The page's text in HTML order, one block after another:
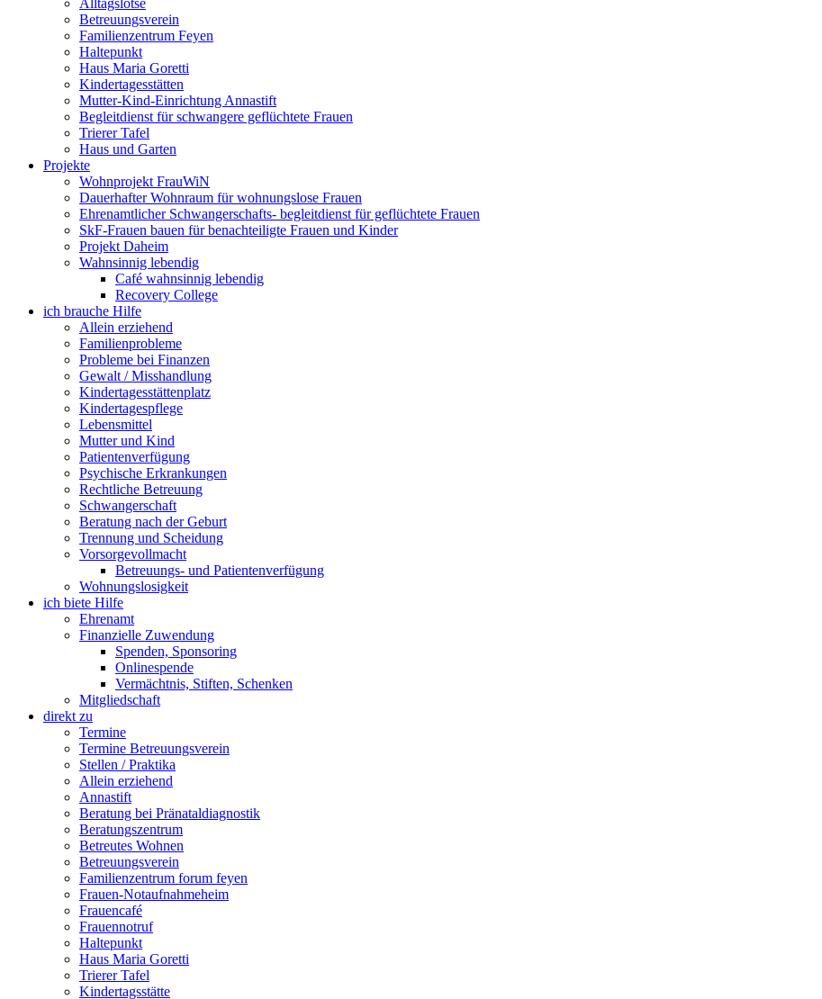
Alltagslotse
Betreuungsverein
Familienzentrum Feyen
Haltepunkt
Haus Maria Goretti
Kindertagesstätten
Mutter-Kind-Einrichtung Annastift
Begleitdienst für schwangere geflüchtete Frauen
Trierer Tafel
Haus und Garten
Projekte
Wohnprojekt FrauWiN
Dauerhafter Wohnraum für wohnungslose Frauen
Ehrenamtlicher Schwangerschafts- begleitdienst für geflüchtete Frauen
SkF-Frauen bauen für benachteiligte Frauen und Kinder
Projekt Daheim
Wahnsinnig lebendig
Café wahnsinnig lebendig
Recovery College
ich brauche Hilfe
Allein erziehend
Familienprobleme
Probleme bei Finanzen
Gewalt / Misshandlung
Kindertagesstättenplatz
Kindertagespflege
Lebensmittel
Mutter und Kind
Patientenverfügung
Psychische Erkrankungen
Rechtliche Betreuung
Schwangerschaft
Beratung nach der Geburt
Trennung und Scheidung
Vorsorgevollmacht
Betreuungs- und Patientenverfügung
Wohnungslosigkeit
ich biete Hilfe
Ehrenamt
Finanzielle Zuwendung
Spenden, Sponsoring
Onlinespende
Vermächtnis, Stiften, Schenken
Mitgliedschaft
direkt zu
Termine
Termine Betreuungsverein
Stellen / Praktika
Allein erziehend
Annastift
Beratung bei Pränataldiagnostik
Beratungszentrum
Betreutes Wohnen
Betreuungsverein
Familienzentrum forum feyen
Frauen-Notaufnahmeheim
Frauencafé
Frauennotruf
Haltepunkt
Haus Maria Goretti
Trierer Tafel
Kindertagsstätte